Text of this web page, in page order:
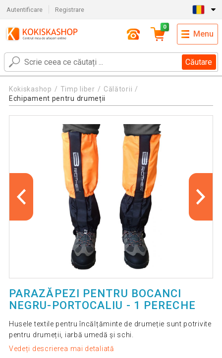
Autentificare Registrare
Căutare
0
Menu
Kokiskashop Timp liber
Călătorii
Echipament pentru drumeții
PARAZĂPEZI PENTRU BOCANCI
NEGRU-PORTOCALIU - 1 PERECHE
Husele textile pentru încălțăminte de drumeție sunt potrivite
pentru drumeții, iarbă umedă și schi.
Vedeți descrierea mai detaliată